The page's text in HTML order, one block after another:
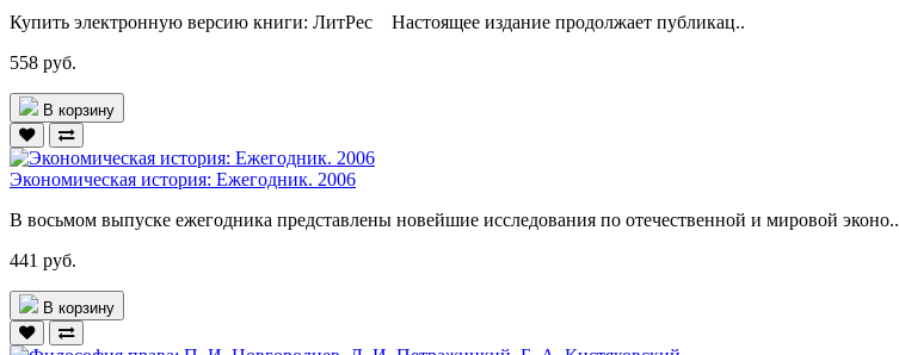
Купить электронную версию книги: ЛитРес Настоящее издание продолжает публикац..
558 руб.
В корзину
Экономическая история: Ежегодник. 2006
В восьмом выпуске ежегодника представлены новейшие исследования по отечественной и мировой эконо..
441 руб.
В корзину